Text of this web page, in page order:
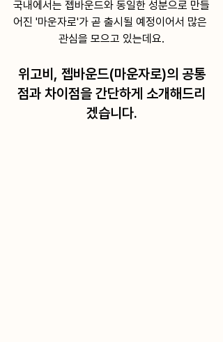
국내에서는 젭바운드와 동일한 성분으로 만들
어진 '마운자로'가 곧 출시될 예정이어서 많은
관심을 모으고 있는데요.
위고비, 젭바운드(마운자로)의 공통
점과 차이점을 간단하게 소개해드리
겠습니다.